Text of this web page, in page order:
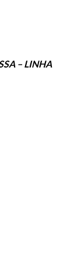
– LINHA